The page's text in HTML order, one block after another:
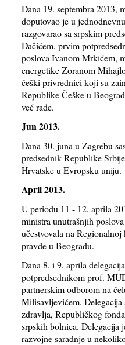
Dana 19. septembra 2013,
doputovao je u
razgovarao sa srpskim
Dačićem, prvim
poslova Ivanom Mrkićem,
energetike Zoranom
češki privrednici koji su
Republike Češke u
već rade.
Jun 2013.
Dana 30. juna u Zagrebu
predsednik Republike
Hrvatske u Evropsku uniju.
April 2013.
U periodu 11 - 12. aprila
ministra unutrašnjih
učestvovala na
pravde u Beogradu.
Dana 8. i 9. aprila
potpredsednikom prof.
partnerskim odborom na
Milisavljevićem. Delegacija
zdravlja, Republičkog
srpskih bolnica. Delegacija
razvojne saradnje u